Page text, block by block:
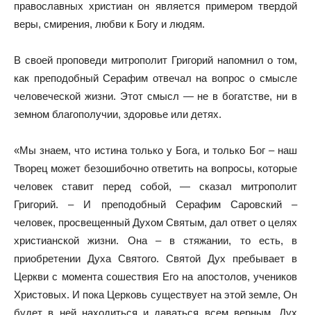
православных христиан он является примером твердой
веры, смирения, любви к Богу и людям.
В своей проповеди митрополит Григорий напомнил о том,
как преподобный Серафим отвечал на вопрос о смысле
человеческой жизни. Этот смысл — не в богатстве, ни в
земном благополучии, здоровье или детях.
«Мы знаем, что истина только у Бога, и только Бог – наш
Творец может безошибочно ответить на вопросы, которые
человек ставит перед собой, — сказал митрополит
Григорий. – И преподобный Серафим Саровский –
человек, просвещенный Духом Святым, дал ответ о целях
христианской жизни. Она – в стяжании, то есть, в
приобретении Духа Святого. Святой Дух пребывает в
Церкви с момента сошествия Его на апостолов, учеников
Христовых. И пока Церковь существует на этой земле, Он
будет в ней находиться и даваться всем верным. Дух